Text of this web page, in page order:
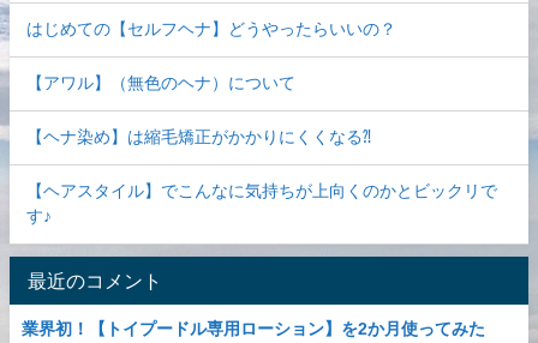
はじめての【セルフヘナ】どうやったらいいの？
【アワル】（無色のヘナ）について
【ヘナ染め】は縮毛矯正がかかりにくくなる⁈
【ヘアスタイル】でこんなに気持ちが上向くのかとビックリで
す♪
最近のコメント
業界初！【トイプードル専用ローション】を2か月使ってみた